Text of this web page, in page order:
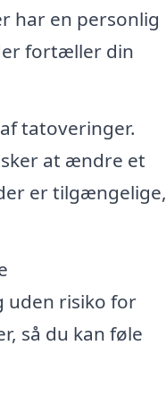
har en personlig
fortæller din
tatoveringer.
at ændre et
er tilgængelige,
uden risiko for
så du kan føle